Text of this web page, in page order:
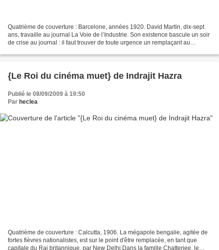
Quatrième de couverture : Barcelone, années 1920. David Martin, dix-sept
ans, travaille au journal La Voie de l’Industrie. Son existence bascule un soir
de crise au journal : il faut trouver de toute urgence un remplaçant au
{Le Roi du cinéma muet} de Indrajit Hazra
Publié le 08/09/2009 à 19:50
Par heclea
Quatrième de couverture : Calcutta, 1906. La mégapole bengalie, agitée de
fortes fièvres nationalistes, est sur le point d'être remplacée, en tant que
capitale du Raj britannique, par New Delhi.Dans la famille Chatterjee, le